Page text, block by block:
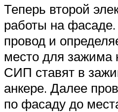
Теперь второй
работы на фасаде.
провод и
место для зажима
СИП ставят в
анкере. Далее
по фасаду до